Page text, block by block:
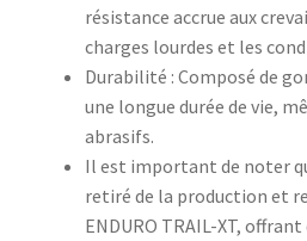
résistance accrue aux
charges lourdes et les
Durabilité : Composé de
une longue durée de vie,
abrasifs.
Il est important de noter
retiré de la production et
ENDURO TRAIL-XT,